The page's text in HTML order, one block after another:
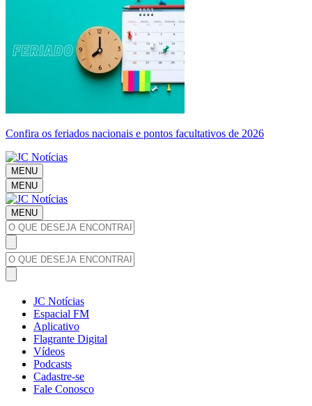
Confira os feriados nacionais e pontos facultativos de 2026
MENU
MENU
MENU
JC Notícias
Espacial FM
Aplicativo
Flagrante Digital
Vídeos
Podcasts
Cadastre-se
Fale Conosco